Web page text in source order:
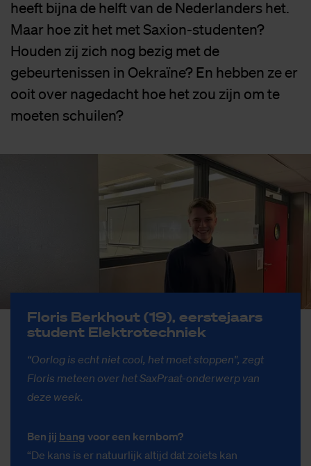
heeft bijna de helft van de Nederlanders het.
Maar hoe zit het met Saxion-studenten?
Houden zij zich nog bezig met de
gebeurtenissen in Oekraïne? En hebben ze er
ooit over nagedacht hoe het zou zijn om te
moeten schuilen?
Flo­ris Berk­hout (19), eer­ste­jaars
stu­dent Elek­tro­tech­niek
“Oorlog is echt niet cool, het moet stoppen", zegt
Floris meteen over het SaxPraat-onderwerp van
deze week.
Ben jij bang voor een kernbom?
“De kans is er natuurlijk altijd dat zoiets kan